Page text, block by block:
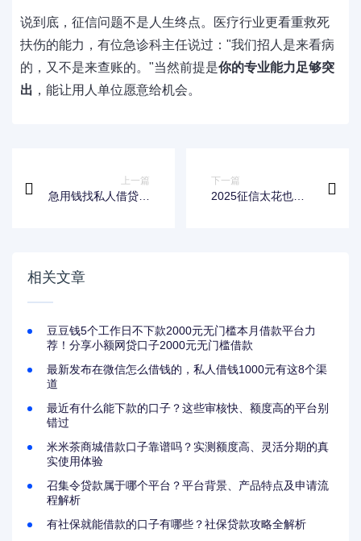
说到底，征信问题不是人生终点。医疗行业更看重救死
扶伤的能力，有位急诊科主任说过："我们招人是来看病
的，又不是来查账的。"当然前提是你的专业能力足够突
出 ，能让用人单位愿意给机会。
上一篇
急用钱找私人借贷？
下一篇
2025征信太花也能
相关文章
豆豆钱5个工作日不下款2000元无门槛本月借款平台力
荐！分享小额网贷口子2000元无门槛借款
最新发布在微信怎么借钱的，私人借钱1000元有这8个渠
道
最近有什么能下款的口子？这些审核快、额度高的平台别
错过
米米茶商城借款口子靠谱吗？实测额度高、灵活分期的真
实使用体验
召集令贷款属于哪个平台？平台背景、产品特点及申请流
程解析
有社保就能借款的口子有哪些？社保贷款攻略全解析